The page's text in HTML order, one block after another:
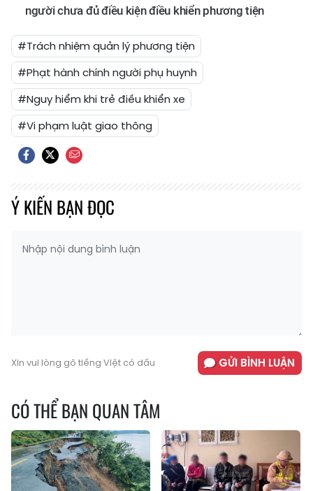
người chưa đủ điều kiện điều khiển phương tiện
#Trách nhiệm quản lý phương tiện
#Phạt hành chính người phụ huynh
#Nguy hiểm khi trẻ điều khiển xe
#Vi phạm luật giao thông
Ý KIẾN BẠN ĐỌC
Xin vui lòng gõ tiếng Việt có dấu GỬI BÌNH LUẬN
CÓ THỂ BẠN QUAN TÂM